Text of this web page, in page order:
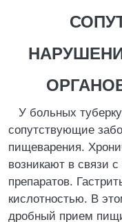
У больных
сопутствующие
пищеварения.
возникают в связи
препаратов.
кислотностью. В
дробный прием